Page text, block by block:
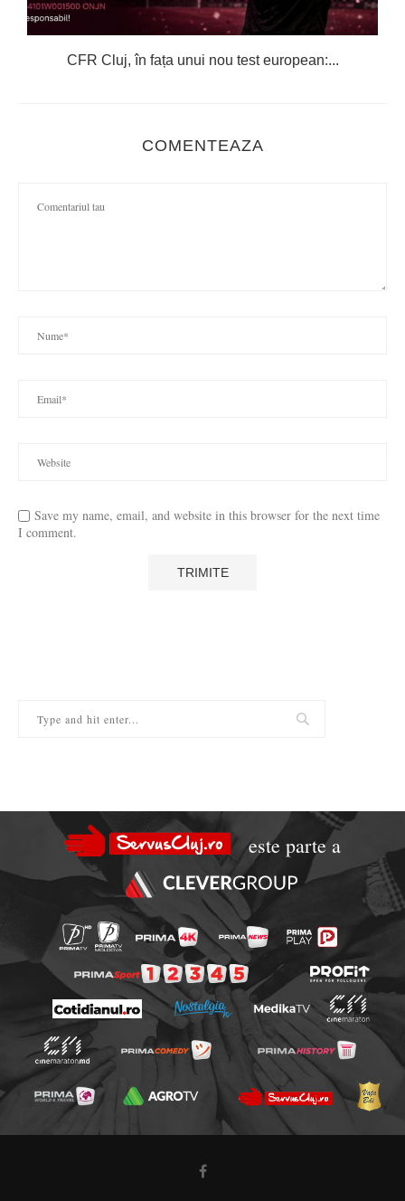
CFR Cluj, în fața unui nou test european:...
COMENTEAZA
Save my name, email, and website in this browser for the next time
I comment.
este parte a